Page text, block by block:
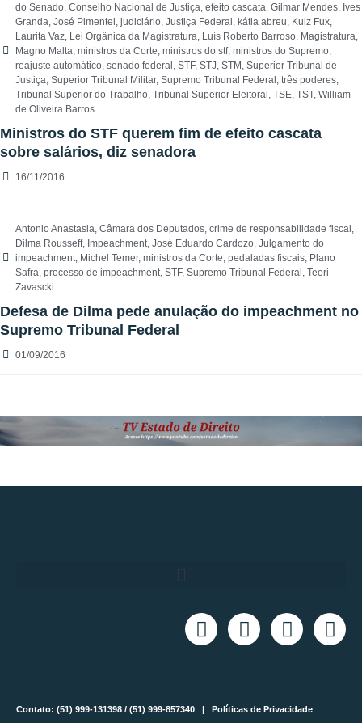
do Senado, Conselho Nacional de Justiça, efeito cascata, Gilmar Mendes, Ives
Granda, José Pimentel , judiciário, Justiça Federal , kátia abreu, Kuiz Fux,
Laurita Vaz, Lei Orgânica da Magistratura, Luís Roberto Barroso, Magistratura,
Magno Malta, ministros da Corte, ministros do stf, ministros do Supremo,
reajuste automático, senado federal , STF, STJ, STM , Superior Tribunal de
Justiça, Superior Tribunal Militar, Supremo Tribunal Federal , três poderes,
Tribunal Superior do Trabalho, Tribunal Superior Eleitoral , TSE, TST, William
de Oliveira Barros
Ministros do STF querem fim de efeito cascata
sobre salários, diz senadora
16/11/2016
Antonio Anastasia, Câmara dos Deputados, crime de responsabilidade fiscal ,
Dilma Rousseff, Impeachment, José Eduardo Cardozo, Julgamento do
impeachment, Michel Temer, ministros da Corte, pedaladas fiscais, Plano
Safra, processo de impeachment, STF, Supremo Tribunal Federal , Teori
Zavascki
Defesa de Dilma pede anulação do impeachment no
Supremo Tribunal Federal
01/09/2016
Contato: (51) 999-131398 / (51) 999-857340 | Políticas de Privacidade